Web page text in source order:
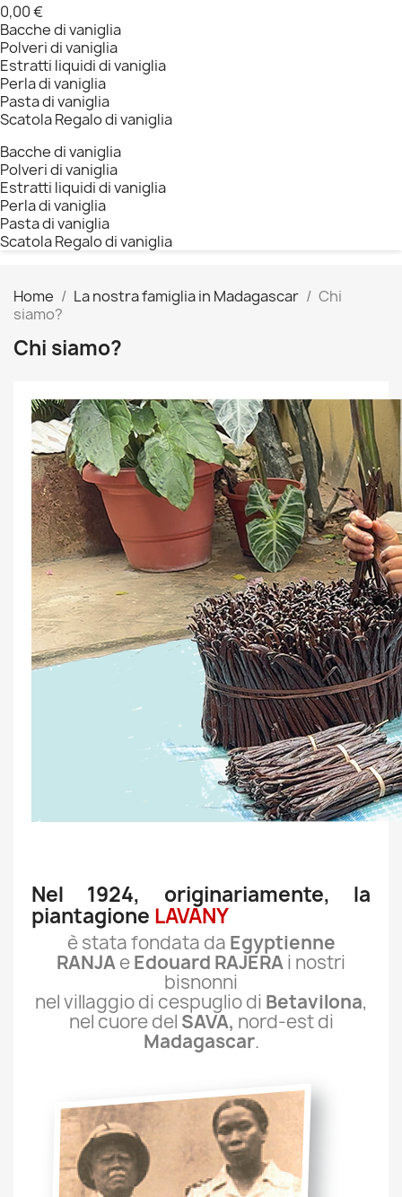
0,00 €
Bacche di vaniglia
Polveri di vaniglia
Estratti liquidi di vaniglia
Perla di vaniglia
Pasta di vaniglia
Scatola Regalo di vaniglia
Bacche di vaniglia
Polveri di vaniglia
Estratti liquidi di vaniglia
Perla di vaniglia
Pasta di vaniglia
Scatola Regalo di vaniglia
Home La nostra famiglia in Madagascar
Chi
siamo?
Chi siamo?
Nel 1924, originariamente, la
piantagione LAVANY
è stata fondata da Egyptienne
RANJAeEdouard RAJERAi nostri
bisnonni
nel villaggio di cespuglio di Betavilona,
nel cuore del SAVA, nord-est di
Madagascar.